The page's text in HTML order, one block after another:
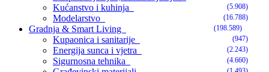
Kućanstvo i kuhinja (5.908)
Modelarstvo (16.788)
Gradnja & Smart Living (198.589)
Kupaonica i sanitarije (947)
Energija sunca i vjetra (2.243)
Sigurnosna tehnika (4.660)